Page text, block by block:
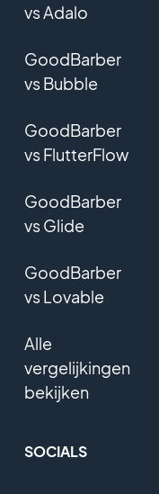
vs Adalo
GoodBarber
vs Bubble
GoodBarber
vs FlutterFlow
GoodBarber
vs Glide
GoodBarber
vs Lovable
Alle
vergelijkingen
bekijken
SOCIALS